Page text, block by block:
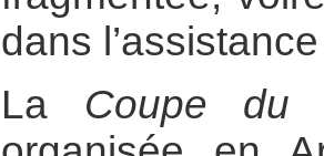
dans
La Coupe du